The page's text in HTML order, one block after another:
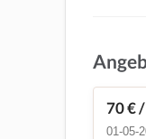
70 €
01-05-